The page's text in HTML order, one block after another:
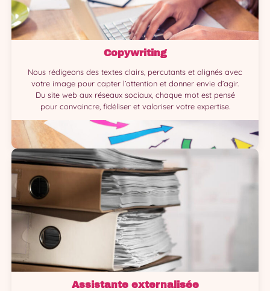
Copywriting
Nous rédigeons des textes clairs, percutants et alignés avec
votre image pour capter l’attention et donner envie d’agir.
Du site web aux réseaux sociaux, chaque mot est pensé
pour convaincre, fidéliser et valoriser votre expertise.
Assistante externalisée